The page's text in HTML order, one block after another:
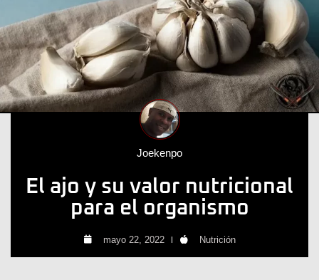
Joekenpo
El ajo y su valor nutricional
para el organismo
mayo 22, 2022 Nutrición